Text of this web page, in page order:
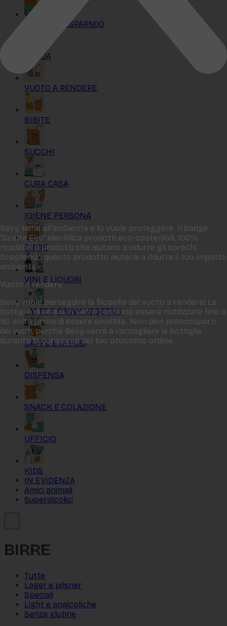
KIT MAXI RISPARMIO
ACQUA
VUOTO A RENDERE
BIBITE
SUCCHI
CURA CASA
IGIENE PERSONA
BIRRE
VINI E LIQUORI
LATTE E DRINK VEGETALI
CAFFÈ E INFUSI
DISPENSA
SNACK E COLAZIONE
UFFICIO
KIDS
IN EVIDENZA
Amici animali
Superalcolici
Bevy tiene all‘ambiente e lo vuole proteggere. Il badge
“Scelta Eco“ identifica prodotti eco-sostenibili, 100%
riciclabili o prodotti che aiutano a ridurre gli sprechi.
Scegliendo questo prodotto aiuterai a ridurre il tuo impatto
ambientale!
Vuoto a rendere
Bevy vuole perseguire la filosofia del vuoto a rendere! Le
bottiglie di acqua in vetro possono essere riutilizzate fino a
50 volte prima di essere smaltite. Non devi preoccuparti
dei vuoti, perché Bevy verrà a raccogliere le bottiglie
durante la consegna del tuo prossimo ordine.
BIRRE
Tutte
Lager e pilsner
Speciali
Light e analcoliche
Senza glutine